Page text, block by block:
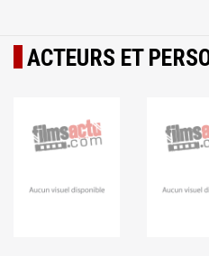
ACTEURS ET